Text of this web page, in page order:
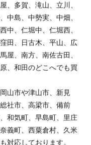
、多賀、滝山、立川、
中島、中勢実、中畑、
中、仁堀中、仁堀西、
田、日古木、平山、広
屋、南方、南佐古田、
、和田のどこへでも買
山市や津山市、新見
社市、高梁市、備前
和気町、早島町、里庄
義町、西粟倉村、久米
対応しております。